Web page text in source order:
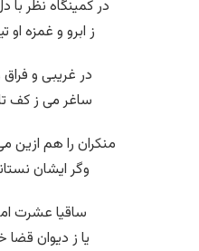
در کمینگاه نظر
ز ابرو و غمزه او
در غریبی و
ساغر می ز کف
منکران را هم
وگر ایشان
ساقیا عشرت
یا ز دیوان قضا